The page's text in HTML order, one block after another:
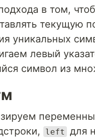
в том,
текущую
уникальных
левый
символ из
left для